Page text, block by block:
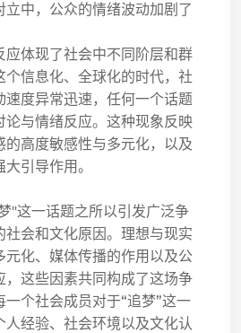
中，公众的情绪波动加剧了
应体现了社会中不同阶层和群
个信息化、全球化的时代，社
速度异常迅速，任何一个话题
论与情绪反应。这种现象反映
的高度敏感性与多元化，以及
引导作用。
"这一话题之所以引发广泛争
社会和文化原因。理想与现实
元化、媒体传播的作用以及公
，这些因素共同构成了这场争
个社会成员对于“追梦”这一
人经验、社会环境以及文化认